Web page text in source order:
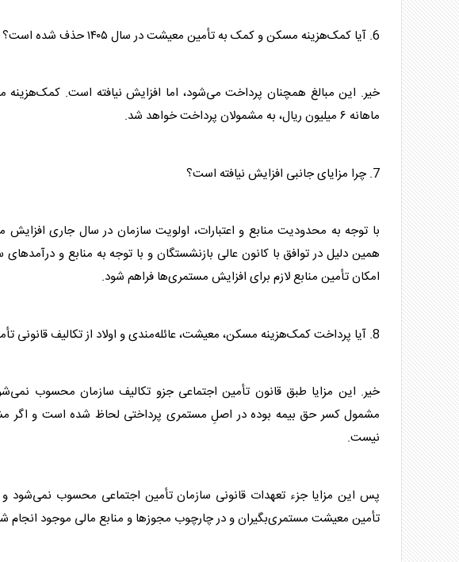
6. آیا کمک‌هزینه مسکن و کمک به تأمین معیشت در سال ۱۴۰۵ حذف شده است؟
ماهانه ۶ میلیون ریال، به مشمولان پرداخت خواهد شد.
7. چرا مزایای جانبی افزایش نیافته است؟
با توجه به محدودیت منابع و اعتبارات، اولویت سازمان در سال جاری
همین دلیل در توافق با کانون عالی بازنشستگان و با توجه به منابع و
امکان تأمین منابع لازم برای افزایش مستمری‌ها فراهم شود.
8. آیا پرداخت کمک‌هزینه مسکن، معیشت، عائله‌مندی و اولاد از تکالیف قانونی تأمین اجتماعی است؟
خیر. این مزایا طبق قانون تأمین اجتماعی جزو تکالیف سازمان محسوب
مشمول کسر حق بیمه بوده در اصلِ مستمری پرداختی لحاظ شده است و اگر
نیست.
پس این مزایا جزء تعهدات قانونی سازمان تأمین اجتماعی محسوب
تأمین معیشت مستمری‌بگیران و در چارچوب مجوزها و منابع مالی موجود